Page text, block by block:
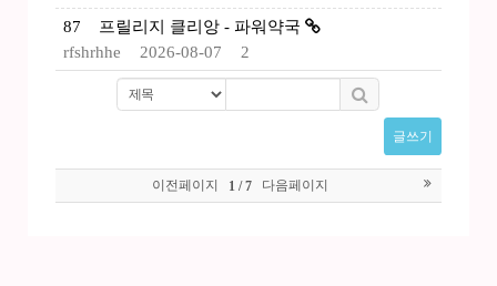
87
프릴리지 클리앙 - 파워약국
rfshrhhe
2026-08-07 2
글쓰기
이전페이지 1 / 7 다음페이지